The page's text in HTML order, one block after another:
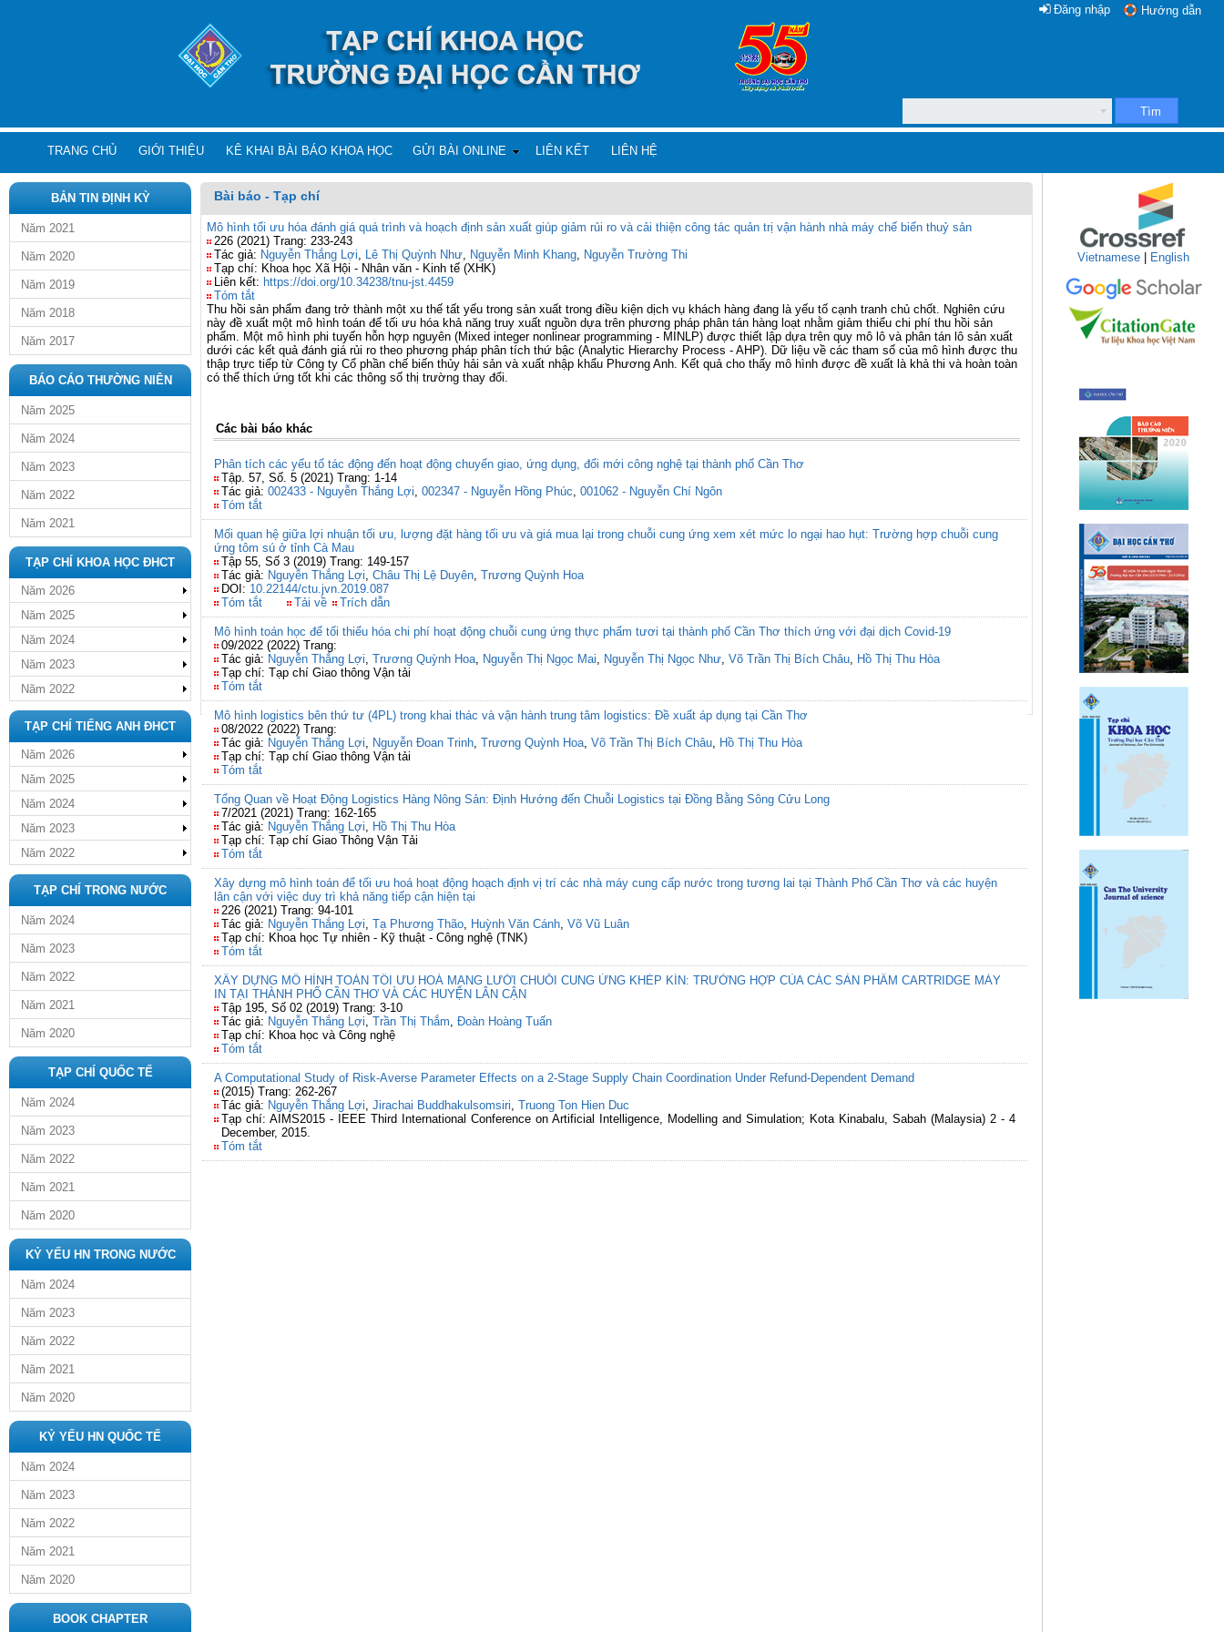
Hướng dẫn
Đăng nhập
Tìm
TRANG CHỦ GIỚI THIỆU KÊ KHAI BÀI BÁO KHOA HỌC GỬI BÀI ONLINE LIÊN KẾT LIÊN HỆ
BẢN TIN ĐỊNH KỲ
Năm 2021
Năm 2020
Năm 2019
Năm 2018
Năm 2017
BÁO CÁO THƯỜNG NIÊN
Năm 2025
Năm 2024
Năm 2023
Năm 2022
Năm 2021
TẠP CHÍ KHOA HỌC ĐHCT
Năm 2026
Năm 2025
Năm 2024
Năm 2023
Năm 2022
TẠP CHÍ TIẾNG ANH ĐHCT
Năm 2026
Năm 2025
Năm 2024
Năm 2023
Năm 2022
TẠP CHÍ TRONG NƯỚC
Năm 2024
Năm 2023
Năm 2022
Năm 2021
Năm 2020
TẠP CHÍ QUỐC TẾ
Năm 2024
Năm 2023
Năm 2022
Năm 2021
Năm 2020
KỶ YẾU HN TRONG NƯỚC
Năm 2024
Năm 2023
Năm 2022
Năm 2021
Năm 2020
KỶ YẾU HN QUỐC TẾ
Năm 2024
Năm 2023
Năm 2022
Năm 2021
Năm 2020
BOOK CHAPTER
Bài báo - Tạp chí
Mô hình tối ưu hóa đánh giá quá trình và hoạch định sản xuất giúp giảm rủi ro và cải thiện công tác quản trị vận hành nhà máy chế biến thuỷ sản
226 (2021) Trang: 233-243
Tác giả: Nguyễn Thắng Lợi, Lê Thị Quỳnh Như, Nguyễn Minh Khang, Nguyễn Trường Thi
Tạp chí: Khoa học Xã Hội - Nhân văn - Kinh tế (XHK)
Liên kết: https://doi.org/10.34238/tnu-jst.4459
Tóm tắt
Thu hồi sản phẩm đang trở thành một xu thế tất yếu trong sản xuất trong điều kiện dịch vụ khách hàng đang là yếu tố cạnh tranh chủ chốt. Nghiên cứu
này đề xuất một mô hình toán để tối ưu hóa khả năng truy xuất nguồn dựa trên phương pháp phân tán hàng loạt nhằm giảm thiểu chi phí thu hồi sản
phẩm. Một mô hình phi tuyến hỗn hợp nguyên (Mixed integer nonlinear programming - MINLP) được thiết lập dựa trên quy mô lô và phân tán lô sản xuất
dưới các kết quả đánh giá rủi ro theo phương pháp phân tích thứ bậc (Analytic Hierarchy Process - AHP). Dữ liệu về các tham số của mô hình được thu
thập trực tiếp từ Công ty Cổ phần chế biến thủy hải sản và xuất nhập khẩu Phương Anh. Kết quả cho thấy mô hình được đề xuất là khả thi và hoàn toàn
có thể thích ứng tốt khi các thông số thị trường thay đổi.
Các bài báo khác
Phân tích các yếu tố tác động đến hoạt động chuyển giao, ứng dụng, đổi mới công nghệ tại thành phố Cần Thơ
Tập. 57, Số. 5 (2021) Trang: 1-14
Tác giả: 002433 - Nguyễn Thắng Lợi, 002347 - Nguyễn Hồng Phúc, 001062 - Nguyễn Chí Ngôn
Tóm tắt
Mối quan hệ giữa lợi nhuận tối ưu, lượng đặt hàng tối ưu và giá mua lại trong chuỗi cung ứng xem xét mức lo ngại hao hụt: Trường hợp chuỗi cung
ứng tôm sú ở tỉnh Cà Mau
Tập 55, Số 3 (2019) Trang: 149-157
Tác giả: Nguyễn Thắng Lợi, Châu Thị Lệ Duyên, Trương Quỳnh Hoa
DOI: 10.22144/ctu.jvn.2019.087
Tóm tắt
Tải về Trích dẫn
Mô hình toán học để tối thiểu hóa chi phí hoạt động chuỗi cung ứng thực phẩm tươi tại thành phố Cần Thơ thích ứng với đại dịch Covid-19
09/2022 (2022) Trang:
Tác giả: Nguyễn Thắng Lợi, Trương Quỳnh Hoa, Nguyễn Thị Ngọc Mai, Nguyễn Thị Ngọc Như, Võ Trần Thị Bích Châu, Hồ Thị Thu Hòa
Tạp chí: Tạp chí Giao thông Vận tải
Tóm tắt
Mô hình logistics bên thứ tư (4PL) trong khai thác và vận hành trung tâm logistics: Đề xuất áp dụng tại Cần Thơ
08/2022 (2022) Trang:
Tác giả: Nguyễn Thắng Lợi, Nguyễn Đoan Trinh, Trương Quỳnh Hoa, Võ Trần Thị Bích Châu, Hồ Thị Thu Hòa
Tạp chí: Tạp chí Giao thông Vận tải
Tóm tắt
Tổng Quan về Hoạt Động Logistics Hàng Nông Sản: Định Hướng đến Chuỗi Logistics tại Đồng Bằng Sông Cửu Long
7/2021 (2021) Trang: 162-165
Tác giả: Nguyễn Thắng Lợi, Hồ Thị Thu Hòa
Tạp chí: Tạp chí Giao Thông Vận Tải
Tóm tắt
Xây dựng mô hình toán để tối ưu hoá hoạt động hoạch định vị trí các nhà máy cung cấp nước trong tương lai tại Thành Phố Cần Thơ và các huyện
lân cận với việc duy trì khả năng tiếp cận hiện tại
226 (2021) Trang: 94-101
Tác giả: Nguyễn Thắng Lợi, Tạ Phương Thão, Huỳnh Văn Cánh, Võ Vũ Luân
Tạp chí: Khoa học Tự nhiên - Kỹ thuật - Công nghệ (TNK)
Tóm tắt
XÂY DỰNG MÔ HÌNH TOÁN TỐI ƯU HOÁ MẠNG LƯỚI CHUỖI CUNG ỨNG KHÉP KÍN: TRƯỜNG HỢP CỦA CÁC SẢN PHẨM CARTRIDGE MÁY
IN TẠI THÀNH PHỐ CẦN THƠ VÀ CÁC HUYỆN LÂN CẬN
Tập 195, Số 02 (2019) Trang: 3-10
Tác giả: Nguyễn Thắng Lợi, Trần Thị Thắm, Đoàn Hoàng Tuấn
Tạp chí: Khoa học và Công nghệ
Tóm tắt
A Computational Study of Risk-Averse Parameter Effects on a 2-Stage Supply Chain Coordination Under Refund-Dependent Demand
(2015) Trang: 262-267
Tác giả: Nguyễn Thắng Lợi, Jirachai Buddhakulsomsiri, Truong Ton Hien Duc
Tạp chí: AIMS2015 - IEEE Third International Conference on Artificial Intelligence, Modelling and Simulation; Kota Kinabalu, Sabah (Malaysia) 2 - 4
December, 2015.
Tóm tắt
Vietnamese English